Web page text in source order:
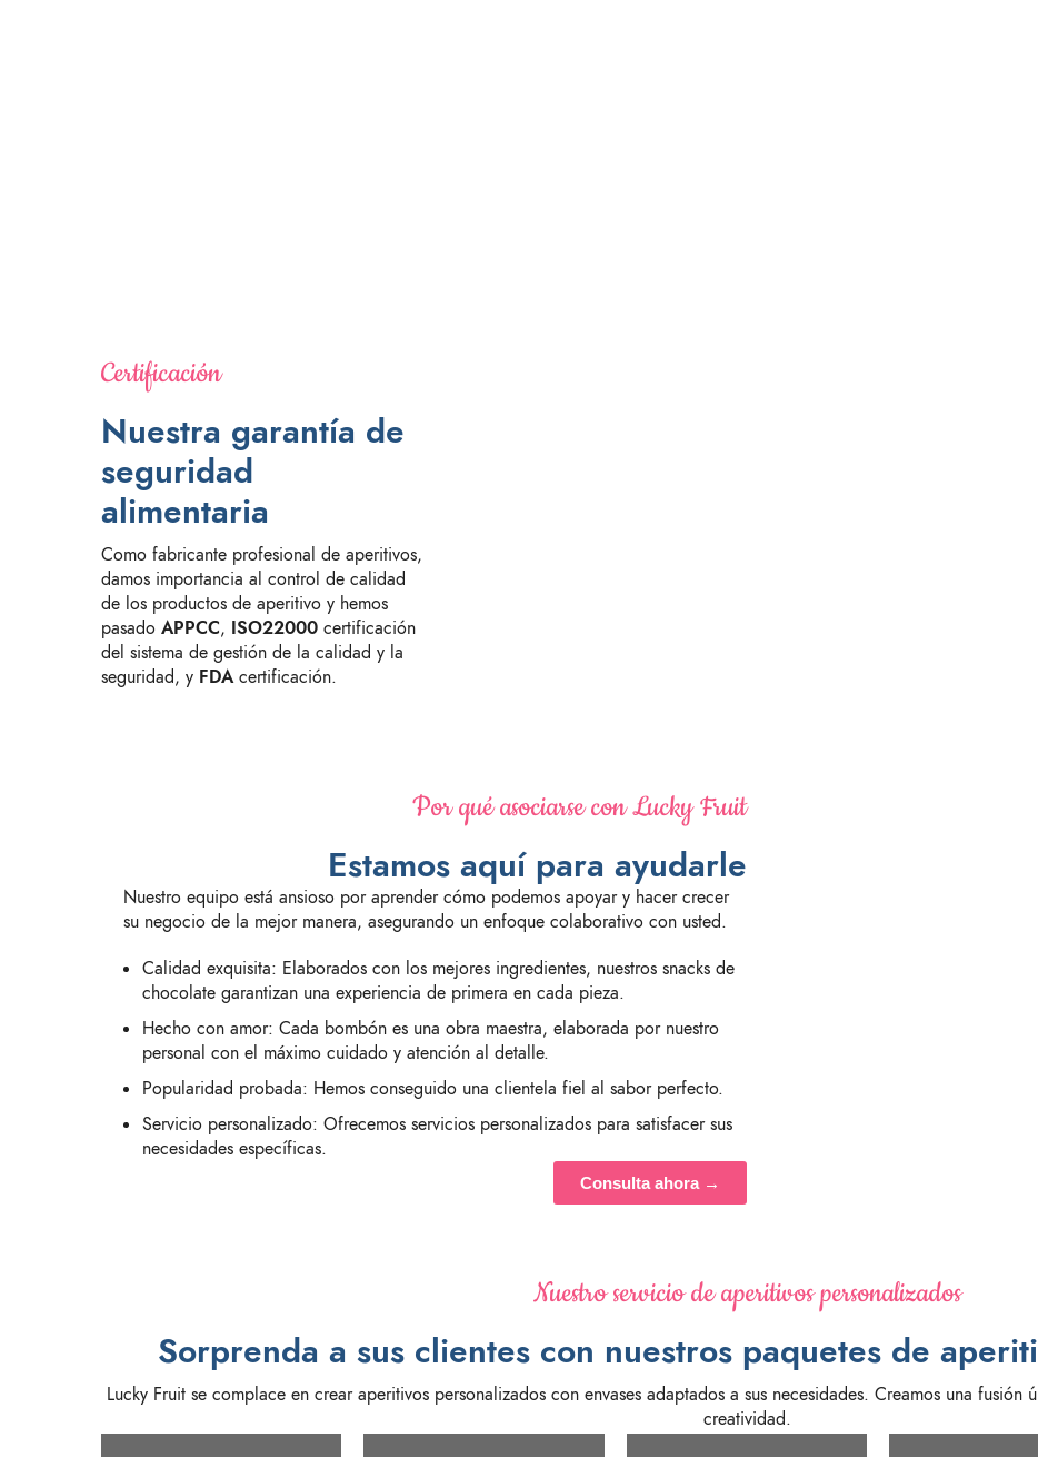
Certificación
Nuestra garantía de
seguridad
alimentaria
Como fabricante profesional de aperitivos,
damos importancia al control de calidad
de los productos de aperitivo y hemos
pasado APPCC, ISO22000 certificación
del sistema de gestión de la calidad y la
seguridad, y FDAcertificación.
Por qué asociarse con Lucky Fruit
Estamos aquí para ayudarle
Nuestro equipo está ansioso por aprender cómo podemos apoyar y hacer crecer
su negocio de la mejor manera, asegurando un enfoque colaborativo con usted.
Calidad exquisita: Elaborados con los mejores ingredientes, nuestros snacks de
chocolate garantizan una experiencia de primera en cada pieza.
Hecho con amor: Cada bombón es una obra maestra, elaborada por nuestro
personal con el máximo cuidado y atención al detalle.
Popularidad probada: Hemos conseguido una clientela fiel al sabor perfecto.
Servicio personalizado: Ofrecemos servicios personalizados para satisfacer sus
necesidades específicas.
Consulta ahora →
Nuestro servicio de aperitivos personalizados
Sorprenda a sus clientes con nuestros paquetes de
Lucky Fruit se complace en crear aperitivos personalizados con envases adaptados a sus necesidades. Creamos una fusión
creatividad.